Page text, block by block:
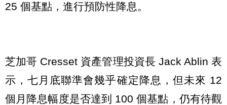
25 個基點，進行預防性降息。
芝加哥 Cresset 資產管理投資長 Jack Ablin 表
示，七月底聯準會幾乎確定降息，但未來 12
個月降息幅度是否達到 100 個基點，仍有待觀